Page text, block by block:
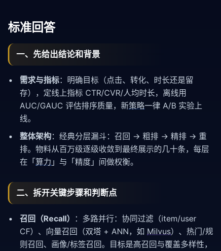
标准回答
一、先给出结论和背景
需求与指标：明确目标（点击、转化、时长还是留
存），定线上指标 CTR/CVR/人均时长，离线用
AUC/GAUC 评估排序质量，新策略一律 A/B 实验上
线。
整体架构：经典分层漏斗：召回 → 粗排 → 精排 → 重
排。物料从百万级逐级收敛到最终展示的几十条，每层
在「算力 」与「精度」间做权衡。
二、拆开关键步骤和判断点
召回（Recall）
：多路并行：协同过滤（item/user
CF）、向量召回（双塔 + ANN，如 Milvus）、热门/规
则召回、画像/标签召回。目标是高召回与覆盖多样性，